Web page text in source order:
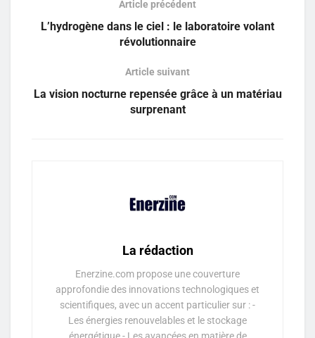
Article précédent
L’hydrogène dans le ciel : le laboratoire volant
révolutionnaire
Article suivant
La vision nocturne repensée grâce à un matériau
surprenant
La rédaction
Enerzine.com propose une couverture
approfondie des innovations technologiques et
scientifiques, avec un accent particulier sur : -
Les énergies renouvelables et le stockage